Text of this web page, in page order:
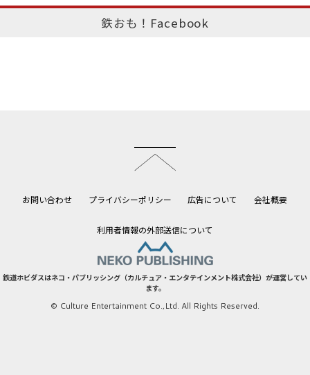
鉄おも！Facebook
お問い合わせ プライバシーポリシー 広告について 会社概要
利用者情報の外部送信について
鉄道ホビダスはネコ・パブリッシング（カルチュア・エンタテインメント株式会社）が運営してい
ます。
© Culture Entertainment Co.,Ltd. All Rights Reserved.